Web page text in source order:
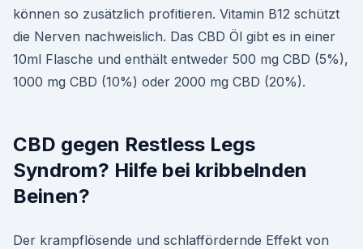
können so zusätzlich profitieren. Vitamin B12 schützt
die Nerven nachweislich. Das CBD Öl gibt es in einer
10ml Flasche und enthält entweder 500 mg CBD (5%),
1000 mg CBD (10%) oder 2000 mg CBD (20%).
CBD gegen Restless Legs
Syndrom? Hilfe bei kribbelnden
Beinen?
Der krampflösende und schlaffördernde Effekt von